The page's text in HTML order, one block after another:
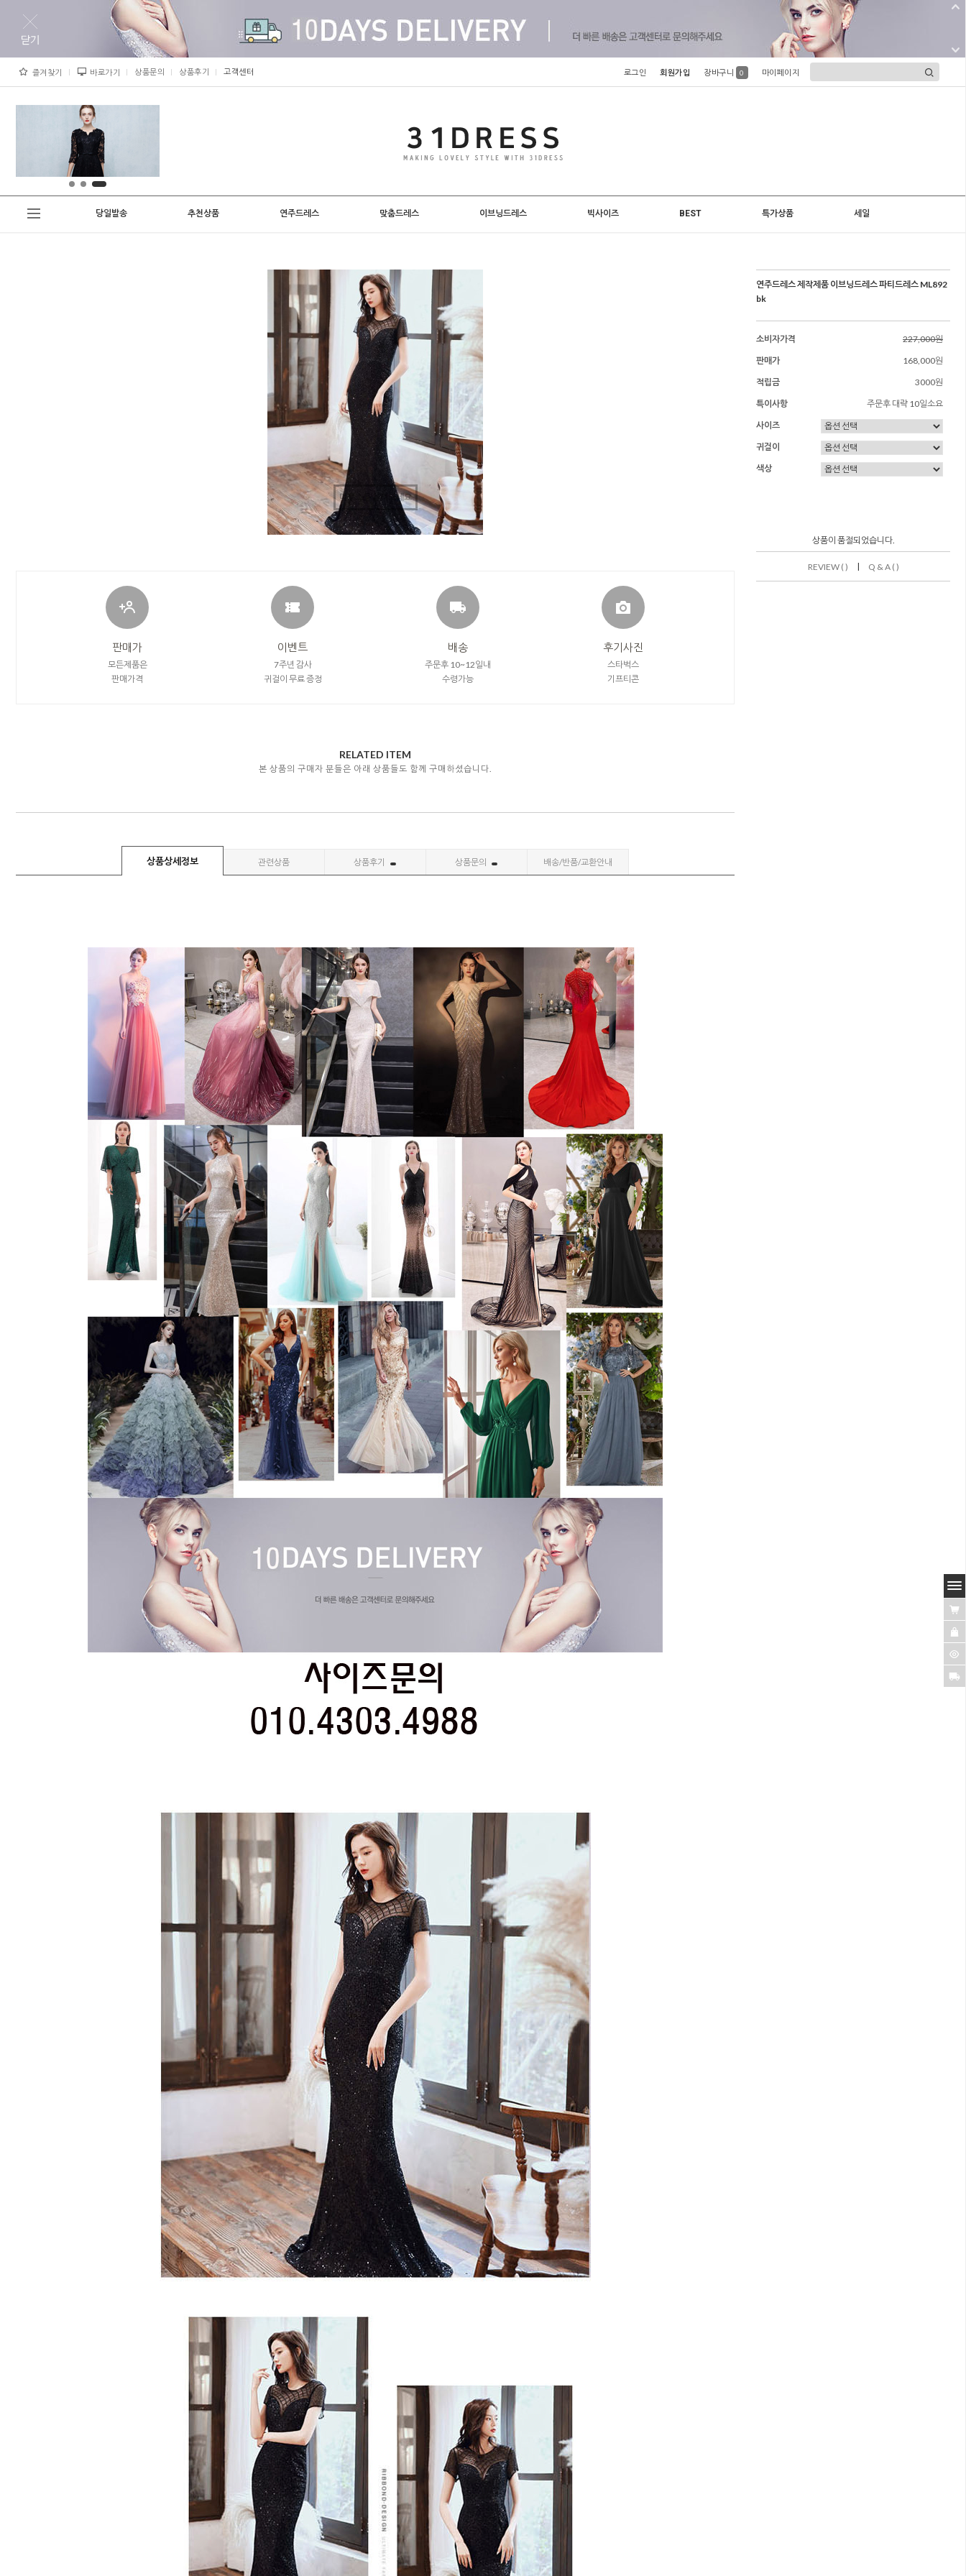
즐겨찾기 바로가기 상품문의 상품후기 고객센터 로그인 회원가입 장바구니 0 마이페이지
당일발송 추천상품 연주드레스 맞춤드레스 이브닝드레스 빅사이즈 BEST 특가상품 세일
마우스를 올려보세요
판매가
모든제품은
판매가격
이벤트
7주년 감사
귀걸이 무료 증정
배송
주문후 10~12일내
수령가능
후기사진
스타벅스
기프티콘
RELATED ITEM
본 상품의 구매자 분들은 아래 상품들도 함께 구매하셨습니다.
상품상세정보 관련상품 상품후기 상품문의 배송/반품/교환안내
연주드레스 제작제품 이브닝드레스 파티드레스 ML892
bk
소비자가격
227,000원
판매가
168,000원
적립금
3000원
특이사항
주문후 대략 10일소요
사이즈
귀걸이
색상
상품이 품절되었습니다.
REVIEW ( ) | Q & A ( )